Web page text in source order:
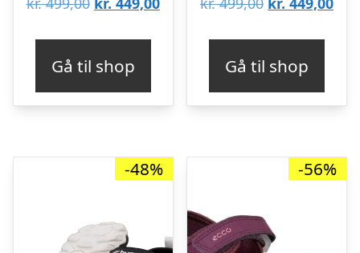
kr. 499,00.kr. 449,00.
Gå til shop
kr. 499,00.kr.
Gå til shop
-48% -56%